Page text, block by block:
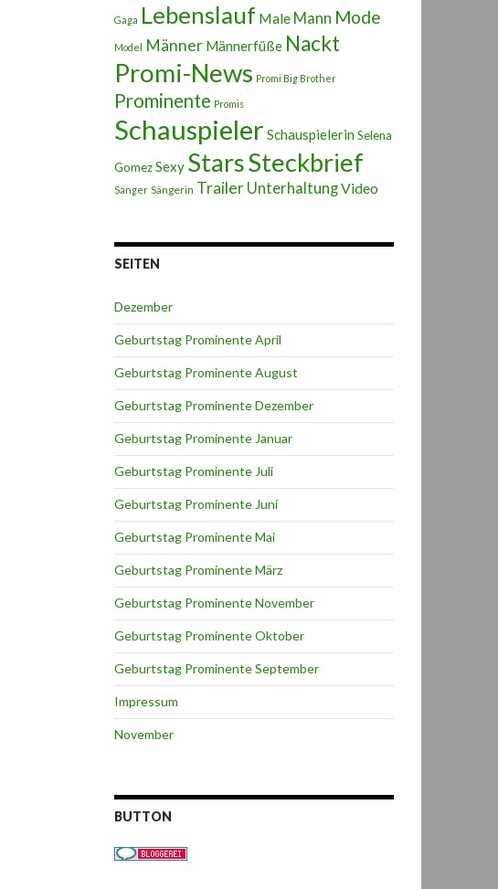
Gaga Lebenslauf Male Mann Mode
Model Männer Männerfüße Nackt
Promi-News Promi Big Brother
Prominente Promis
Schauspieler Schauspielerin Selena
GomezSexy StarsSteckbrief
Sänger Sängerin Trailer UnterhaltungVideo
SEITEN
Dezember
Geburtstag Prominente April
Geburtstag Prominente August
Geburtstag Prominente Dezember
Geburtstag Prominente Januar
Geburtstag Prominente Juli
Geburtstag Prominente Juni
Geburtstag Prominente Mai
Geburtstag Prominente März
Geburtstag Prominente November
Geburtstag Prominente Oktober
Geburtstag Prominente September
Impressum
November
BUTTON